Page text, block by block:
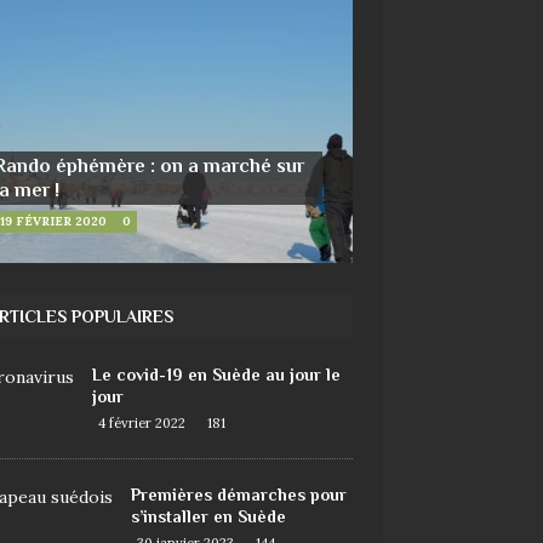
éphémère : on a marché sur
mer !
19 FÉVRIER 2020 0
POPULAIRES
Le covid-19 en Suède au jour le
jour
4 février 2022 181
Premières démarches pour
s’installer en Suède